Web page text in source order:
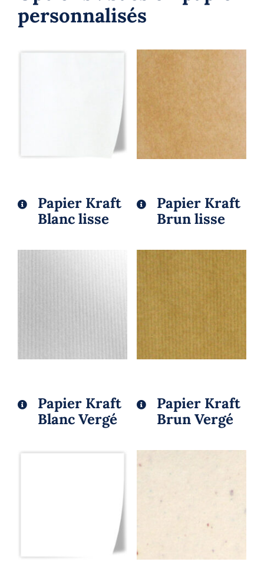
personnalisés
Papier Kraft
Blanc lisse
Papier Kraft
Brun lisse
Papier Kraft
Blanc Vergé
Papier Kraft
Brun Vergé